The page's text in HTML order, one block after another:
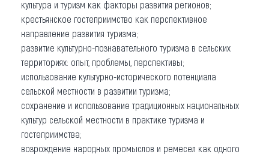
культура и туризм как факторы развития регионов;
крестьянское гостеприимство как перспективное
направление развития туризма;
развитие культурно-познавательного туризма в сельских
территориях: опыт, проблемы, перспективы;
использование культурно-исторического потенциала
сельской местности в развитии туризма;
сохранение и использование традиционных национальных
культур сельской местности в практике туризма и
гостеприимства;
возрождение народных промыслов и ремесел как одного